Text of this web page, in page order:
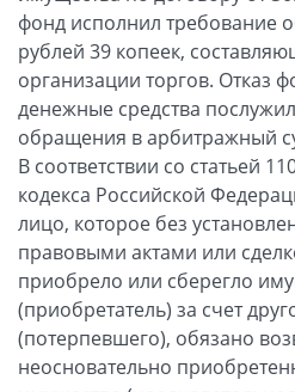
фонд исполнил требование
рублей 39 копеек,
организации торгов. Отказ
денежные средства
обращения в арбитражный
В соответствии со статьей
кодекса Российской
лицо, которое без
правовыми актами или
приобрело или сберегло
(приобретатель) за счет
(потерпевшего), обязано
неосновательно